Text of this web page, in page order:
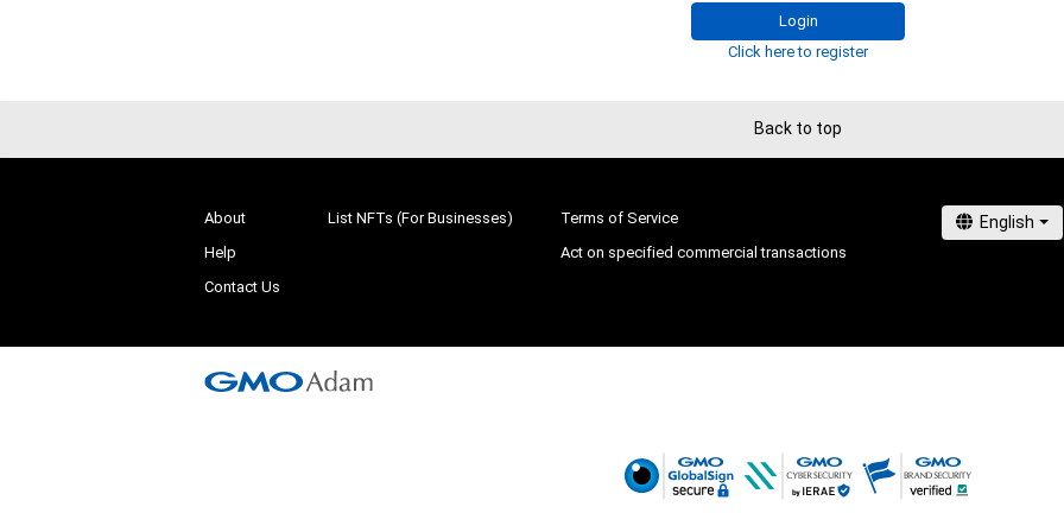
・本アイテムの購入、売却および利用に関して、購入者、売
の他第三者が損害を被った場合、その損害がいかなる原
であっても、本アイテムの著作権を有する方、著作隣接権
Login
Click here to register
Back to top
About
Help
Contact Us
List NFTs (For Businesses)
Terms of Service
Act on specified commercial transactions